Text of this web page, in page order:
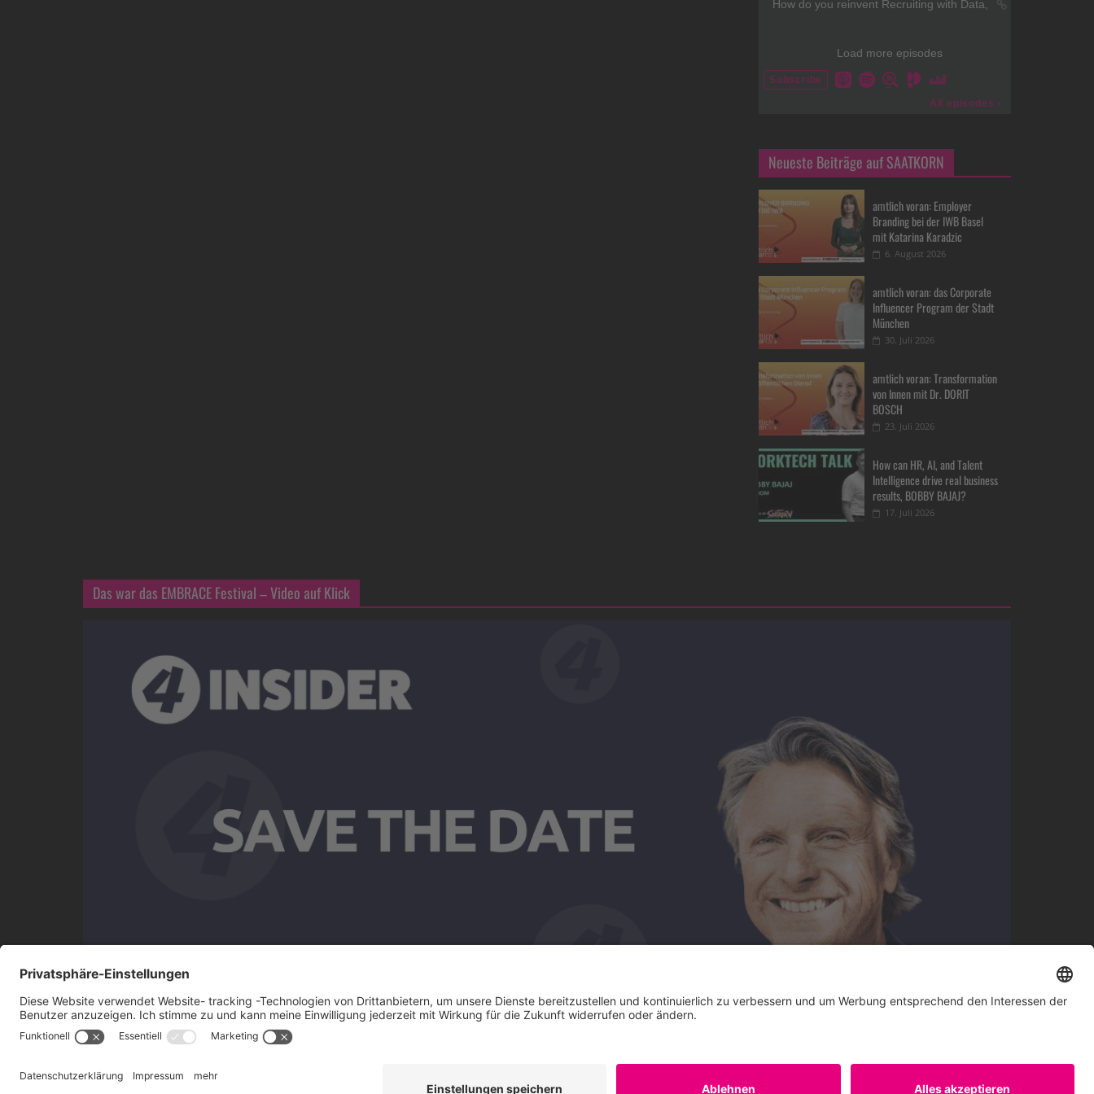
Neueste Beiträge auf SAATKORN
amtlich voran: Employer
Branding bei der IWB Basel
mit Katarina Karadzic
6. August 2026
amtlich voran: das Corporate
Influencer Program der Stadt
München
30. Juli 2026
amtlich voran: Transformation
von Innen mit Dr. DORIT
BOSCH
23. Juli 2026
How can HR, AI, and Talent
Intelligence drive real business
results, BOBBY BAJAJ?
17. Juli 2026
Das war das EMBRACE Festival – Video auf Klick